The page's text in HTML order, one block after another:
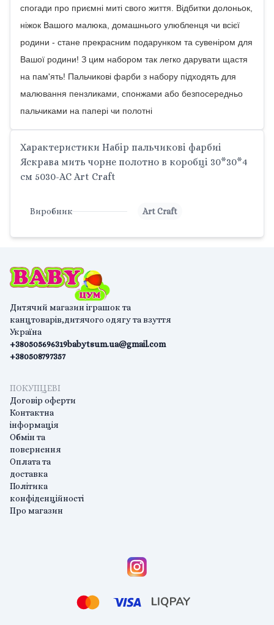
спогади про приємні миті свого життя. Відбитки долоньок,
ніжок Вашого малюка, домашнього улюбленця чи всієї
родини - стане прекрасним подарунком та сувеніром для
Вашої родини! З цим набором так легко дарувати щастя
на пам'ять! Пальчикові фарби з набору підходять для
малювання пензликами, спонжами або безпосередньо
пальчиками на папері чи полотні
Характеристики Набір пальчикові фарбиі
Яскрава мить чорне полотно в коробці 30*30*4
см 5030-AC Art Craft
Виробник Art Craft
Дитячий магазин іграшок та
канцтоварів,дитячого одягу та взуття
Україна
+380505696319
+380508797357
babytsum.ua@gmail.com
ПОКУПЦЕВІ
Договір оферти
Контактна
інформація
Обмін та
повернення
Оплата та
доставка
Політика
конфіденційності
Про магазин